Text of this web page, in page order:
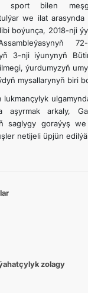
zolagy
sport bilen
we ilat arasynda
boýunça, 2018-nji
3-nji iýunynyň
ýurdumyzyň
mysallarynyň biri
aşyrmak arkaly,
saglygy goraýyş
netijeli üpjün